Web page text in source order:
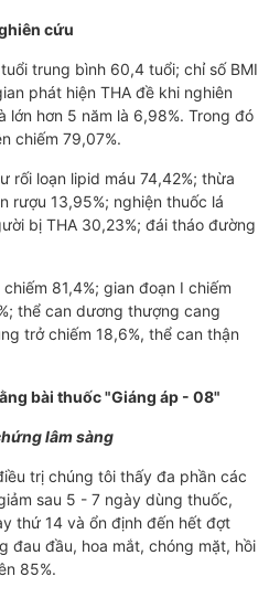
cứu
trung bình 60,4 tuổi; chỉ số BMI
phát hiện THA đề khi nghiên
lớn hơn 5 năm là 6,98%. Trong đó
chiếm 79,07%.
rối loạn lipid máu 74,42%; thừa
rượu 13,95%; nghiện thuốc lá
bị THA 30,23%; đái tháo đường
81,4%; gian đoạn I chiếm
thể can dương thượng cang
trở chiếm 18,6%, thể can thận
bài thuốc "Giáng áp - 08"
lâm sàng
trị chúng tôi thấy đa phần các
sau 5 - 7 ngày dùng thuốc,
thứ 14 và ổn định đến hết đợt
đau đầu, hoa mắt, chóng mặt, hồi
85%.